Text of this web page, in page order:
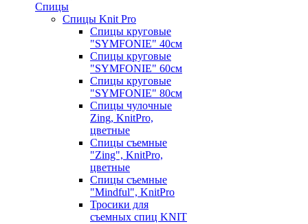
Спицы
Спицы Knit Pro
Спицы круговые
"SYMFONIE" 40см
Спицы круговые
"SYMFONIE" 60см
Спицы круговые
"SYMFONIE" 80см
Спицы чулочные
Zing, KnitPro,
цветные
Спицы съемные
"Zing", KnitPro,
цветные
Спицы съемные
"Mindful", KnitPro
Тросики для
съемных спиц KNIT